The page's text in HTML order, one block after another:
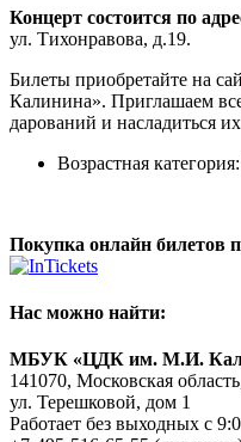
Концерт состоится по
ул. Тихонравова, д.19.
Билеты приобретайте на
Калинина». Приглашаем
дарований и насладиться
Возрастная
Покупка онлайн билетов
Нас можно найти:
МБУК «ЦДК им. М.И.
141070, Московская
ул. Терешковой, дом 1
Работает без выходных с